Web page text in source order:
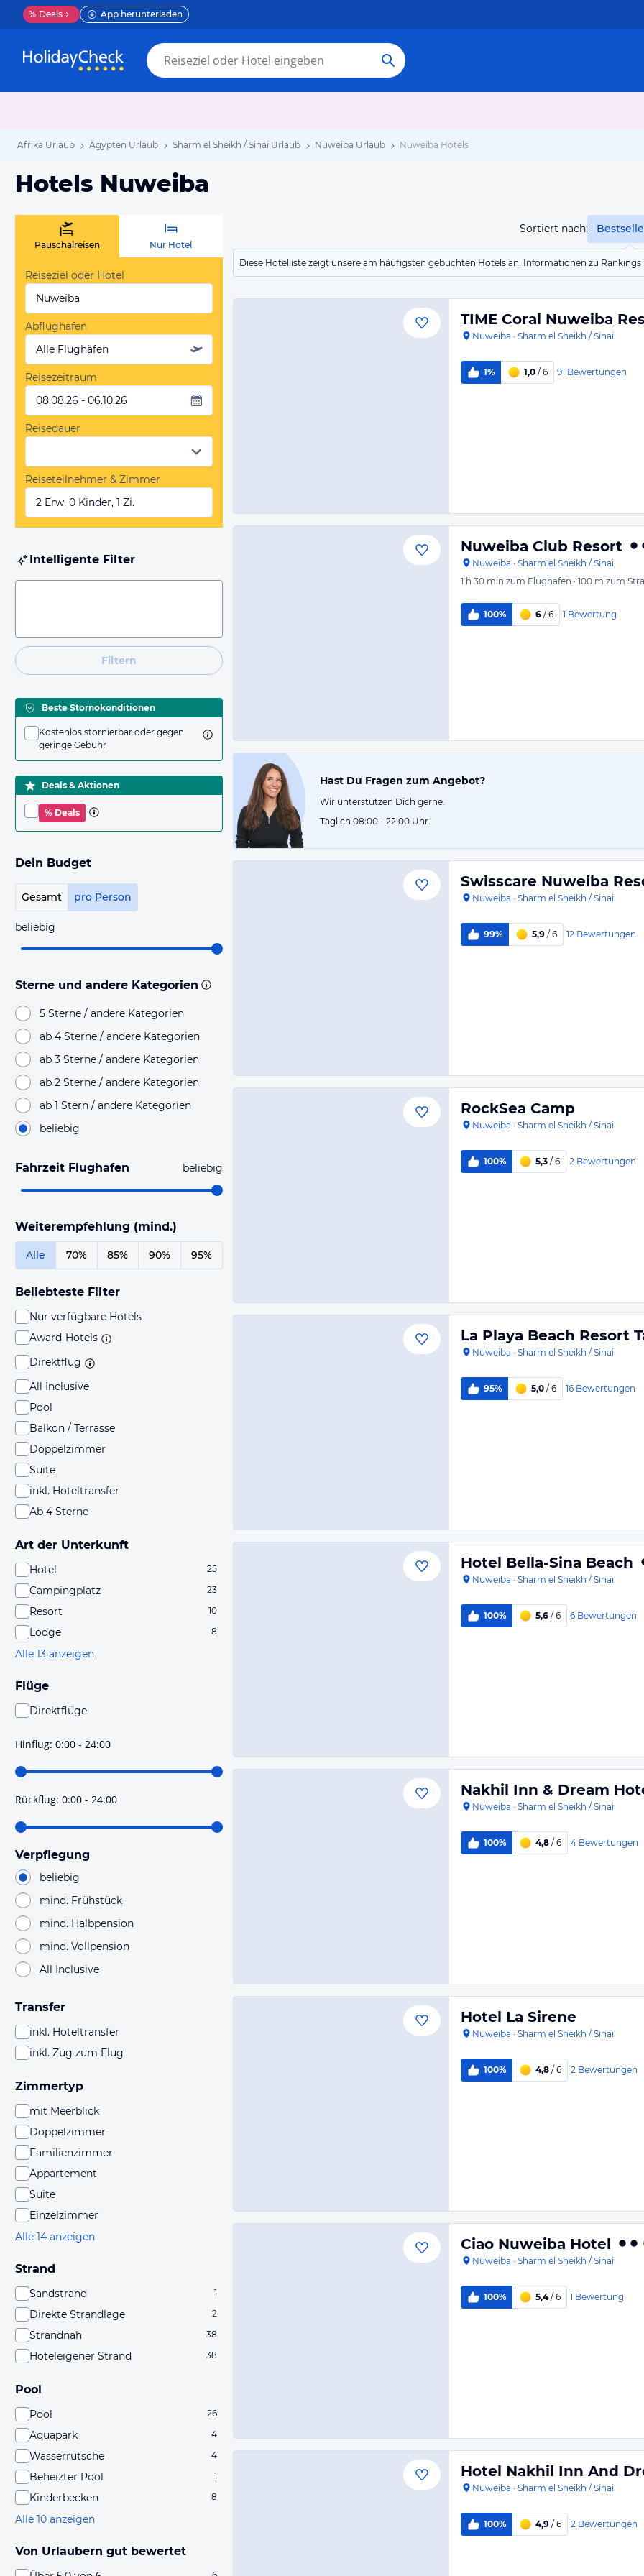
% Deals App herunterladen
Afrika Urlaub Ägypten Urlaub Sharm el Sheikh / Sinai Urlaub Nuweiba Urlaub Nuweiba Hotels
Hotels Nuweiba
Sortiert nach:
Diese Hotelliste zeigt unsere am häufigsten gebuchten Hotels an. Informationen zu
Pauschalreisen Nur Hotel
Reiseziel oder Hotel
Nuweiba
Abflughafen
Alle Flughäfen
Reisezeitraum
08.08.26 - 06.10.26
Reisedauer
Reiseteilnehmer & Zimmer
2 Erw, 0 Kinder, 1 Zi.
Intelligente Filter
Filtern
Beste Stornokonditionen
Kostenlos stornierbar oder gegen
geringe Gebühr
Deals & Aktionen
% Deals
Dein Budget
Gesamt pro Person
beliebig
Sterne und andere Kategorien
5 Sterne / andere Kategorien
ab 4 Sterne / andere Kategorien
ab 3 Sterne / andere Kategorien
ab 2 Sterne / andere Kategorien
ab 1 Stern / andere Kategorien
beliebig
Fahrzeit Flughafen beliebig
Weiterempfehlung (mind.)
Alle 70% 85% 90% 95%
Beliebteste Filter
Nur verfügbare Hotels
Award-Hotels
Direktflug
All Inclusive
Pool
Balkon / Terrasse
Doppelzimmer
Suite
inkl. Hoteltransfer
Ab 4 Sterne
Art der Unterkunft
Hotel 25
Campingplatz 23
Resort 10
Lodge 8
Alle 13 anzeigen
Flüge
Direktflüge
hoher Wahrscheinlichkeit Direktflüge sind. Bitte
prüfe vor der Buchung noch einmal die Flugdetails.
Hinflug: 0:00 - 24:00
Rückflug: 0:00 - 24:00
Verpflegung
beliebig
mind. Frühstück
mind. Halbpension
mind. Vollpension
All Inclusive
Transfer
inkl. Hoteltransfer
inkl. Zug zum Flug
Zimmertyp
mit Meerblick
Doppelzimmer
Familienzimmer
Appartement
Suite
Einzelzimmer
Alle 14 anzeigen
Strand
Sandstrand 1
Direkte Strandlage 2
Strandnah 38
Hoteleigener Strand 38
Pool
Pool 26
Aquapark 4
Wasserrutsche 4
Beheizter Pool 1
Kinderbecken 8
Alle 10 anzeigen
Von Urlaubern gut bewertet
TIME Coral Nuweiba
Nuweiba · Sharm el Sheikh / Sinai
1% 1,0 / 6 91 Bewertungen
Nuweiba Club Resort
Nuweiba · Sharm el Sheikh / Sinai
1 h 30 min zum Flughafen · 100 m zum
100% 6 / 6 1 Bewertung
Hast Du Fragen zum Angebot?
Wir unterstützen Dich gerne.
Täglich 08:00 - 22:00 Uhr.
Swisscare Nuweiba
Nuweiba · Sharm el Sheikh / Sinai
99% 5,9 / 6 12 Bewertungen
RockSea Camp
Nuweiba · Sharm el Sheikh / Sinai
100% 5,3 / 6 2 Bewertungen
La Playa Beach Resort
Nuweiba · Sharm el Sheikh / Sinai
95% 5,0 / 6 16 Bewertungen
Hotel Bella-Sina Beach
Nuweiba · Sharm el Sheikh / Sinai
100% 5,6 / 6 6 Bewertungen
Nakhil Inn & Dream
Nuweiba · Sharm el Sheikh / Sinai
100% 4,8 / 6 4 Bewertungen
Hotel La Sirene
Nuweiba · Sharm el Sheikh / Sinai
100% 4,8 / 6 2 Bewertungen
Ciao Nuweiba Hotel
Nuweiba · Sharm el Sheikh / Sinai
100% 5,4/ 6 1 Bewertung
Hotel Nakhil Inn And
Nuweiba · Sharm el Sheikh / Sinai
100% 4,9 / 6 2 Bewertungen